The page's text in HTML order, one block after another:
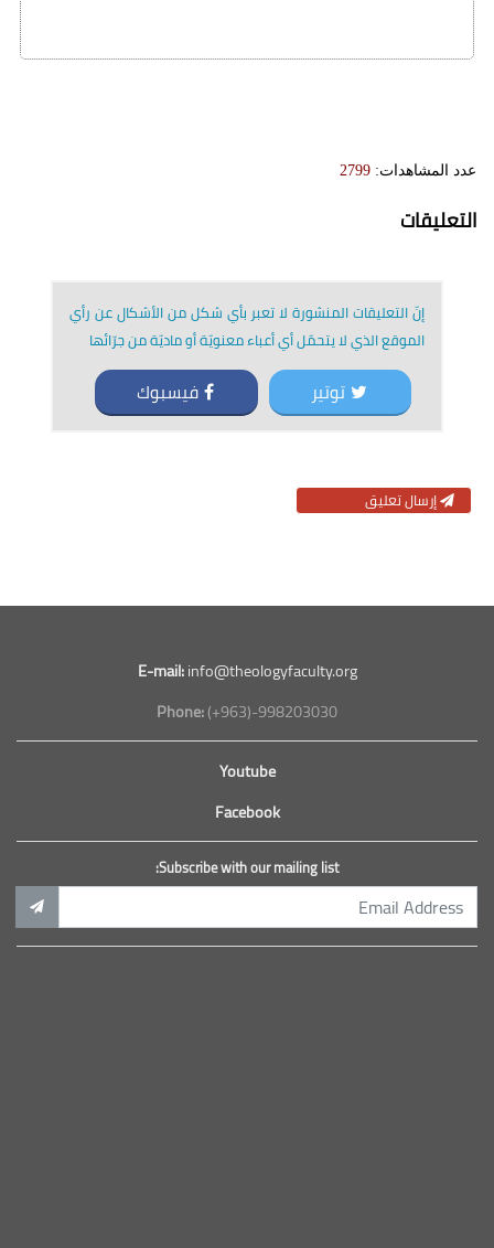
عدد المشاهدات: 2799
التعليقات
إنّ التعليقات المنشورة لا تعبر بأي شكل من الأشكال عن رأي
الموقع الذي لا يتحمّل أي أعباء معنويّة أو ماديّة من جرّائها
توتير فيسبوك
إرسال تعليق
E-mail:info@theologyfaculty.org
Phone:(+963)-998203030
Youtube
Facebook
Subscribe with our mailing list: